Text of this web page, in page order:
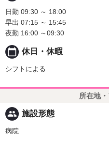
日勤 09:30 ～ 18:00
早出 07:15 ～ 15:45
夜勤 16:00 ～09:30
calendar_today 休日・休暇
シフトによる
所在地
people 施設形態
病院